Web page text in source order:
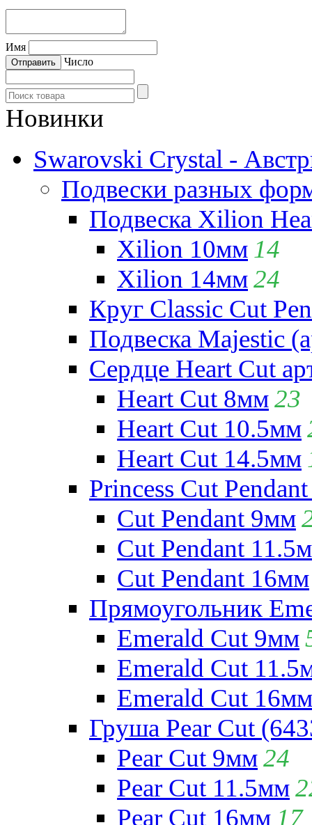
Имя
Число
Новинки
Swarovski Crystal -
Подвески разных
Подвеска Xilion
Xilion 10мм 14
Xilion 14мм24
Круг Classic Cut
Подвеска Majestic
Сердце Heart Cut
Heart Cut 8мм23
Heart Cut 10.5мм
Heart Cut 14.5мм
Princess Cut
Cut Pendant 9мм
Cut Pendant
Cut Pendant 16мм
Прямоугольник
Emerald Cut 9мм
Emerald Cut
Emerald Cut 16мм
Груша Pear Cut
Pear Cut 9мм24
Pear Cut 11.5мм
Pear Cut 16мм 17